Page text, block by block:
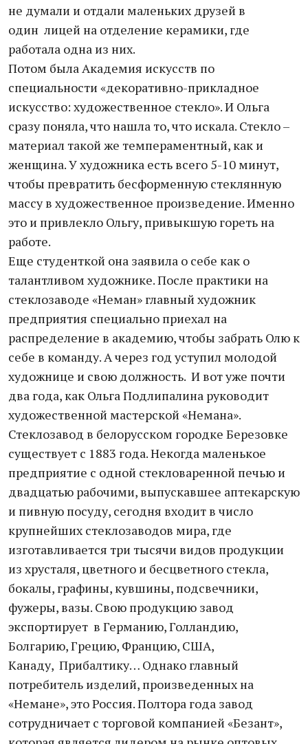
не думали и отдали маленьких друзей в
один лицей на отделение керамики, где
работала одна из них.
Потом была Академия искусств по
специальности «декоративно-прикладное
искусство: художественное стекло». И Ольга
сразу поняла, что нашла то, что искала. Стекло –
материал такой же темпераментный, как и
женщина. У художника есть всего 5-10 минут,
чтобы превратить бесформенную стеклянную
массу в художественное произведение. Именно
это и привлекло Ольгу, привыкшую гореть на
работе.
Еще студенткой она заявила о себе как о
талантливом художнике. После практики на
стеклозаводе «Неман» главный художник
предприятия специально приехал на
распределение в академию, чтобы забрать Олю к
себе в команду. А через год уступил молодой
художнице и свою должность. И вот уже почти
два года, как Ольга Подлипалина руководит
художественной мастерской «Немана».
Стеклозавод в белорусском городке Березовке
существует с 1883 года. Некогда маленькое
предприятие с одной стекловаренной печью и
двадцатью рабочими, выпускавшее аптекарскую
и пивную посуду, сегодня входит в число
крупнейших стеклозаводов мира, где
изготавливается три тысячи видов продукции
из хрусталя, цветного и бесцветного стекла,
бокалы, графины, кувшины, подсвечники,
фужеры, вазы. Свою продукцию завод
экспортирует в Германию, Голландию,
Болгарию, Грецию, Францию, США,
Канаду, Прибалтику… Однако главный
потребитель изделий, произведенных на
«Немане», это Россия. Полтора года завод
сотрудничает с торговой компанией «Безант»,